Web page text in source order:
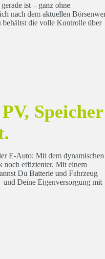
ist – ganz ohne
nach dem aktuellen
die volle Kontrolle über
Speicher
E-Auto: Mit dem dynamischen
effizienter. Mit einem
Du Batterie und Fahrzeug
und Deine Eigenversorgung mit